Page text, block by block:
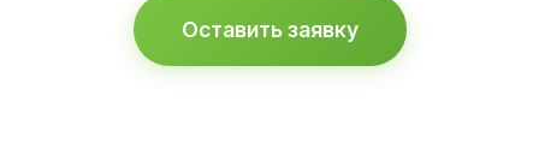
Оставить заявку